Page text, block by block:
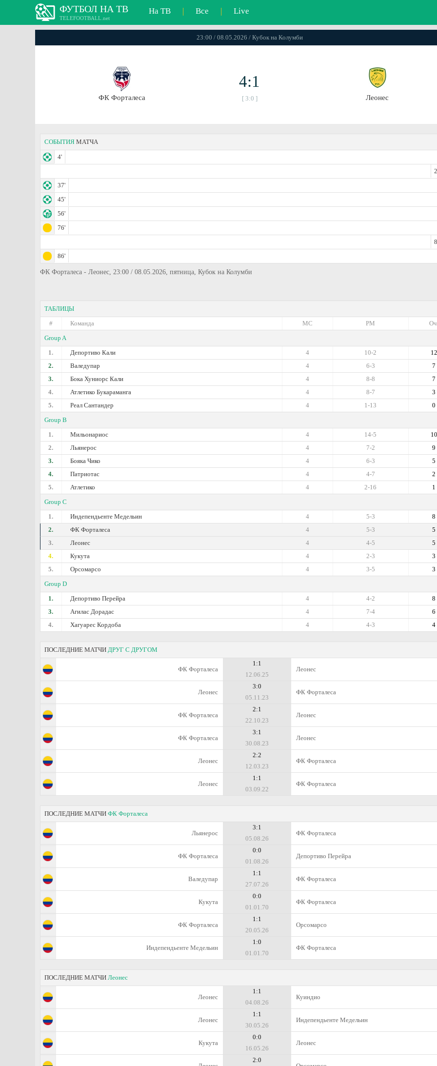
ФУТБОЛ НА ТВ
TELEFOOTBALL.net
На ТВ | Все | Live
23:00 / 08.05.2026 / Кубок на Колумби
ФК Форталеса
4:1
[ 3:0 ] Леонес
СОБЫТИЯ МАТЧА
4'
37'
45'
56'
76'
86'
ФК Форталеса - Леонес, 23:00 / 08.05.2026, пятница, Кубок на Колумби
ТАБЛИЦЫ
#
Команда РМ
МС
Group A
1.
Депортиво Кали 12
10-2
4
2.
Валедупар 7
6-3
4
3.
Бока Хуниорс Кали 7
8-8
4
4.
Атлетико Букараманга 3
8-7
4
5.
Реал Сантандер 0
1-13
4
Group B
1.
Мильонариос 10
14-5
4
2.
Льянерос 9
7-2
4
3.
Бояка Чико 5
6-3
4
4.
Патриотас 2
4-7
4
5.
Атлетико 1
2-16
4
Group C
1.
Индепендьенте Медельин 8
5-3
4
2.
ФК Форталеса 5
5-3
4
3.
Леонес 5
4-5
4
4.
Кукута 3
2-3
4
5.
Орсомарсо 3
3-5
4
Group D
1.
Депортиво Перейра 8
4-2
4
3.
Агилас Дорадас 6
7-4
4
4.
Хагуарес Кордоба 4
4-3
4
ПОСЛЕДНИЕ МАТЧИ ДРУГ С ДРУГОМ
ФК Форталеса
1:1
12.06.25
Леонес
Леонес
3:0
05.11.23
ФК Форталеса
ФК Форталеса
2:1
22.10.23
Леонес
ФК Форталеса
3:1
30.08.23
Леонес
Леонес
2:2
12.03.23
ФК Форталеса
Леонес
1:1
03.09.22
ФК Форталеса
ПОСЛЕДНИЕ МАТЧИ ФК Форталеса
Льянерос
3:1
05.08.26
ФК Форталеса
ФК Форталеса
0:0
01.08.26
Депортиво Перейра
Валедупар
1:1
27.07.26
ФК Форталеса
Кукута
0:0
01.01.70
ФК Форталеса
ФК Форталеса
1:1
20.05.26
Орсомарсо
Индепендьенте Медельин
1:0
01.01.70
ФК Форталеса
ПОСЛЕДНИЕ МАТЧИ Леонес
Леонес
1:1
04.08.26
Куиндио
Леонес
1:1
30.05.26
Индепендьенте Медельин
Кукута
0:0
16.05.26
Леонес
2:0